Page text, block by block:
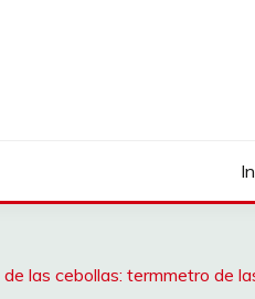
de las cebollas: termmetro de